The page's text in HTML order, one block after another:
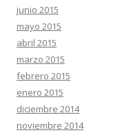
junio 2015
mayo 2015
abril 2015
marzo 2015
febrero 2015
enero 2015
diciembre 2014
noviembre 2014